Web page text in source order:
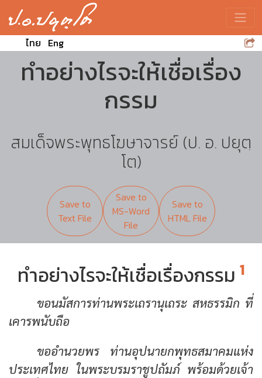
ไทย Eng
ทำอย่างไรจะให้เชื่อเรื่อง
กรรม
สมเด็จพระพุทธโฆษาจารย์ (ป. อ. ปยุตฺ
โต)
Save to
Text File
Save to
MS-Word
File
Save to
HTML File
ทำอย่างไรจะให้เชื่อเรื่องกรรม 1
ขอนมัสการท่านพระเถรานุเถระ สหธรรมิก ที่
เคารพนับถือ
ขออำนวยพร ท่านอุปนายกพุทธสมาคมแห่ง
ประเทศไทย ในพระบรมราชูปถัมภ์ พร้อมด้วยเจ้า